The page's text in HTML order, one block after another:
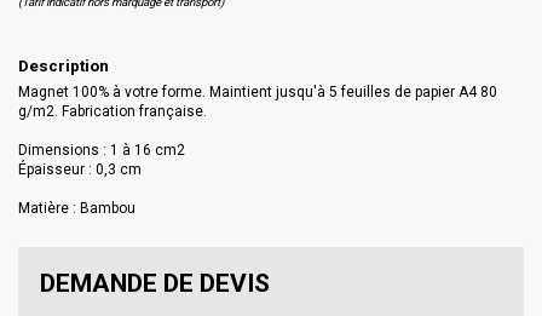
Description
Magnet 100% à votre forme. Maintient jusqu'à 5 feuilles de papier A4 80
g/m2. Fabrication française.
Dimensions : 1 à 16 cm2
Épaisseur : 0,3 cm
Matière : Bambou
DEMANDE DE DEVIS